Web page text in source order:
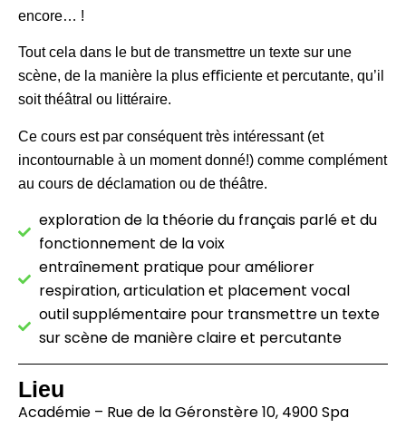
encore… !
Tout cela dans le but de transmettre un texte sur une
scène, de la manière la plus eﬃciente et percutante, qu’il
soit théâtral ou littéraire.
Ce cours est par conséquent très intéressant (et
incontournable à un moment donné!) comme complément
au cours de déclamation ou de théâtre.
exploration de la théorie du français parlé et du
fonctionnement de la voix
entraînement pratique pour améliorer
respiration, articulation et placement vocal
outil supplémentaire pour transmettre un texte
sur scène de manière claire et percutante
Lieu
Académie – Rue de la Géronstère 10, 4900 Spa